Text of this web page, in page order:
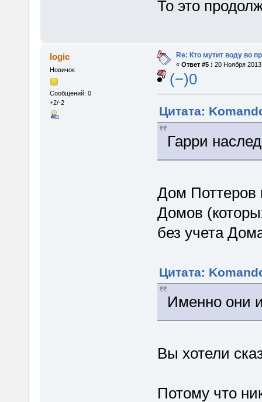
То это
logic
Новичок
Сообщений: 0
+2/-2
Re: Кто мутит воду во
« Ответ #5 : 20 Ноября
(−)0
Цитата:
Гарри
Дом Поттеров
Домов
без учета
Цитата:
Именно они
Вы хотели
Потому что